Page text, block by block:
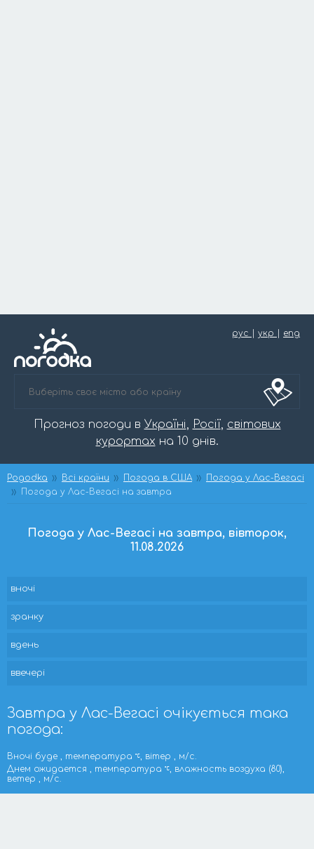
рус укр eng
Прогноз погоди в Україні, Росії, світових
курортах на 10 днів.
Pogodka Всі країни Погода в США
Погода у Лас-Вегасі
Погода у Лас-Вегасі на завтра
Погода у Лас-Вегасі на завтра, вівторок,
11.08.2026
вночі
зранку
вдень
ввечері
Завтра у Лас-Вегасі очікується така
погода:
Вночі буде , температура
, вітер , м/с.
Днем ожидается , температура
, влажность воздуха (80),
ветер , м/с.